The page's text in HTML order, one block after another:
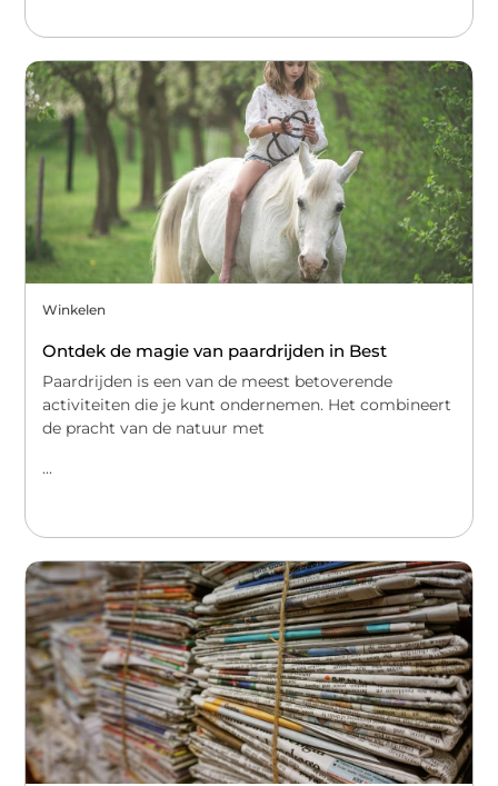
Winkelen
Ontdek de magie van paardrijden in Best
Paardrijden is een van de meest betoverende
activiteiten die je kunt ondernemen. Het combineert
de pracht van de natuur met
...